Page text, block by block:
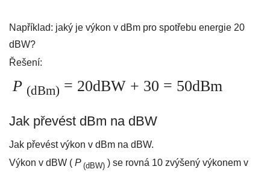
Například: jaký je výkon v dBm pro spotřebu energie 20
dBW?
Řešení:
P (dBm) = 20dBW + 30 = 50dBm
Jak převést dBm na dBW
Jak převést výkon v dBm na dBW.
Výkon v dBW ( P (dBW) ) se rovná 10 zvýšený výkonem v